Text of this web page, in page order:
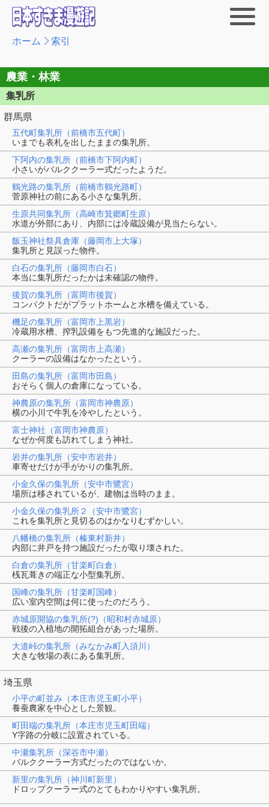
ホーム 索引
農業・林業
集乳所
群馬県
五代町集乳所（前橋市五代町）
いまでも表札を出したままの集乳所。
下阿内の集乳所（前橋市下阿内町）
小さいがバルククーラー式だったようだ。
鶴光路の集乳所（前橋市鶴光路町）
菅原神社の前にある小さな集乳所。
生原共同集乳所（高崎市箕郷町生原）
水道が外部にあり、内部には冷蔵設備が見当たらない。
飯玉神社祭具倉庫（藤岡市上大塚）
集乳所と見誤った物件。
白石の集乳所（藤岡市白石）
本当に集乳所だったかは未確認の物件。
後賀の集乳所（富岡市後賀）
コンパクトだがプラットホームと水槽を備えている。
機足の集乳所（富岡市上黒岩）
冷蔵用水槽、搾乳設備をもつ先進的な施設だった。
高瀬の集乳所（富岡市上高瀬）
クーラーの設備はなかったという。
田島の集乳所（富岡市田島）
おそらく個人の倉庫になっている。
神農原の集乳所（富岡市神農原）
横の小川で牛乳を冷やしたという。
富士神社（富岡市神農原）
なぜか何度も訪れてしまう神社。
岩井の集乳所（安中市岩井）
車寄せだけが手がかりの集乳所。
小金久保の集乳所（安中市鷺宮）
場所は移されているが、建物は当時のまま。
小金久保の集乳所２（安中市鷺宮）
これを集乳所と見切るのはかなりむずかしい。
八幡橋の集乳所（榛東村新井）
内部に井戸を持つ施設だったが取り壊された。
白倉の集乳所（甘楽町白倉）
桟瓦葺きの端正な小型集乳所。
国峰の集乳所（甘楽町国峰）
広い室内空間は何に使ったのだろう。
赤城原開協の集乳所(?)（昭和村赤城原）
戦後の入植地の開拓組合があった場所。
大道峠の集乳所（みなかみ町入須川）
大きな牧場の表にある集乳所。
埼玉県
小平の町並み（本庄市児玉町小平）
養蚕農家を中心とした景観。
町田端の集乳所（本庄市児玉町田端）
Y字路の分岐に設置されている。
中瀬集乳所（深谷市中瀬）
バルククーラー方式だったのではないか。
新里の集乳所（神川町新里）
ドロップクーラー式のとてもわかりやすい集乳所。